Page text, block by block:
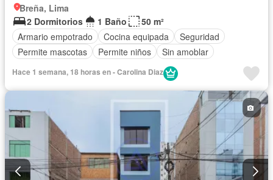
Breña, Lima
2 Dormitorios
1 Baño
50 m²
Armario empotrado
Cocina equipada
Seguridad
Permite mascotas
Permite niños Sin amoblar
Hace 1 semana, 18 horas en - Carolina Diaz